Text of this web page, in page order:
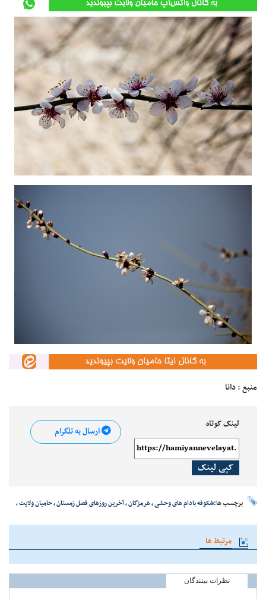
منبع : دانا
لینک کوتاه
کپی لینک
ارسال به تلگرام
برچسب ها:شکوفه بادام های وحشی،هرمزگان،آخرین روزهای فصل زمستان،حامیان ولایت،
مرتبط ها
نظرات بینندگان